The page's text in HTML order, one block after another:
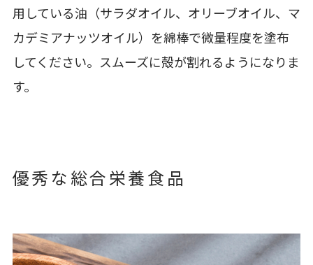
用している油（サラダオイル、オリーブオイル、マ
カデミアナッツオイル）を綿棒で微量程度を塗布
してください。スムーズに殻が割れるようになりま
す。
優秀な総合栄養食品